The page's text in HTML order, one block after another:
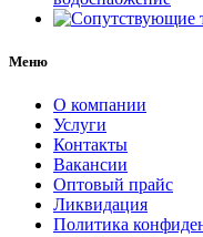
Меню
О компании
Услуги
Контакты
Вакансии
Оптовый прайс
Ликвидация
Политика